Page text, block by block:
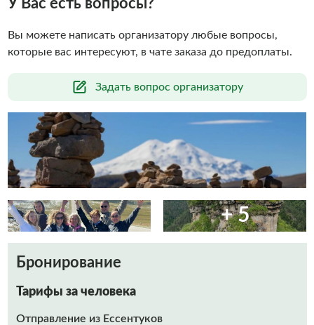
У Вас есть вопросы?
Задать вопрос организатору
Вы можете написать организатору любые вопросы,
которые вас интересуют, в чате заказа до предоплаты.
+ 5
Бронирование
Тарифы за человека
Отправление из Ессентуков